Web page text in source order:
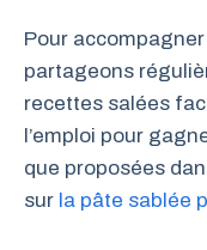
Pour
partageons
recettes salées
l’emploi pour
que proposées
sur la pâte sablée